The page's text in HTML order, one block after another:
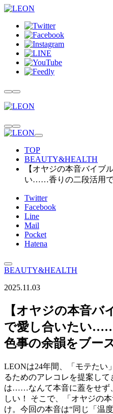
TOP
BEAUTY&HEALTH
【オヤジの本音バイブ
い……香りの二段活用
Twitter
Facebook
Line
Mail
Pocket
Hatena
BEAUTY&HEALTH
2025.11.03
【オヤジの本音バ
で愛し合いたい
色事の余韻をブー
LEONは24年間、「モテたい
るためのアレコレを提案し
は……なんて本音に蓋をせず
しい！ そこで、「オヤジの
け。今回の本音は“同じ「温